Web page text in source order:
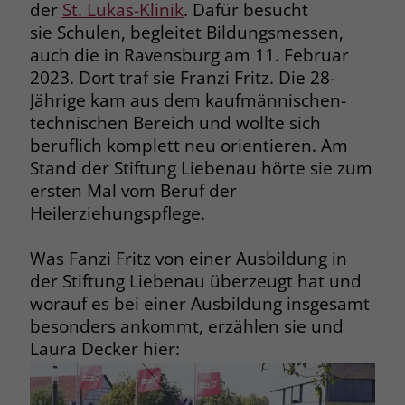
ermöglicht werden. Auch dürfen in
den Heimatländern keine eigene
Personallücken entstehen, die
letztlich zu gesellschaftlichen
Verwerfungen in den jeweiligen
Ländern führen können. Diese
„modernen Formen des
Menschenhandels“ passen nicht zur
Stiftung Liebenau. Wir haben also
zuallererst einen Ethikkodex
aufgesetzt, der bis heute unser
Fundament ist.
Wie ging es dann konkret weiter?
Damit Menschen sich in ein fremdes
Land integrieren können, sind
Sprachkenntnisse das A und O. Mit
Unterstützung von
und Ergänzung von bereits
vorhandenem Wissen, vieles ist auch
neu für ausländische Pflegekräfte,
zum Beispiel die Vorschriften zur
Pflegedokumentation“, erklärt Carola
Merk, Abteilungsleiterin für den
Bereich Pflege und Betreuung am
Berufsbildungswerk Adolf Aich der
Stiftung Liebenau, das die Kurse
anbietet. Den Praxisteil absolvieren
Schwerstpflegebereich des
Franziskuszentrum Friedrichshafen
und auf der Station 21 der St. Lukas-
Klinik, die die medizinische Prüfung
abnimmt.
Wegen des großen Bedarfs wird es
der St. Lukas-Klinik. Dafür besucht
sie Schulen, begleitet Bildungsmessen,
auch die in Ravensburg am 11. Februar
2023. Dort traf sie Franzi Fritz. Die 28-
Jährige kam aus dem kaufmännischen-
technischen Bereich und wollte sich
beruflich komplett neu orientieren. Am
Stand der Stiftung Liebenau hörte sie zum
ersten Mal vom Beruf der
Heilerziehungspflege.
Was Fanzi Fritz von einer Ausbildung in
der Stiftung Liebenau überzeugt hat und
worauf es bei einer Ausbildung insgesamt
besonders ankommt, erzählen sie und
Laura Decker hier: